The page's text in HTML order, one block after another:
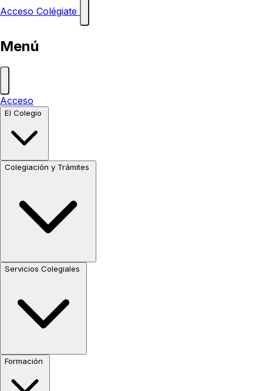
Acceso Colégiate
Menú
Acceso
El Colegio
Colegiación y Trámites
Servicios Colegiales
Formación